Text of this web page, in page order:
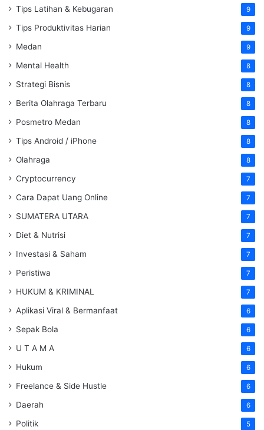
Tips Latihan & Kebugaran 9
Tips Produktivitas Harian 9
Medan 9
Mental Health 8
Strategi Bisnis 8
Berita Olahraga Terbaru 8
Posmetro Medan 8
Tips Android / iPhone 8
Olahraga 8
Cryptocurrency 7
Cara Dapat Uang Online 7
SUMATERA UTARA 7
Diet & Nutrisi 7
Investasi & Saham 7
Peristiwa 7
HUKUM & KRIMINAL 7
Aplikasi Viral & Bermanfaat 6
Sepak Bola 6
U T A M A 6
Hukum 6
Freelance & Side Hustle 6
Daerah 6
Politik 5